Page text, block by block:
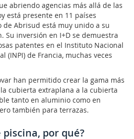
abriendo agencias más allá de las
está presente en 11 países
de Abrisud está muy unido a su
Su inversión en I+D se demuestra
patentes en el Instituto Nacional
(INPI) de Francia, muchas veces
han permitido crear la gama más
cubierta extraplana a la cubierta
tanto en aluminio como en
también para terrazas.
por qué?